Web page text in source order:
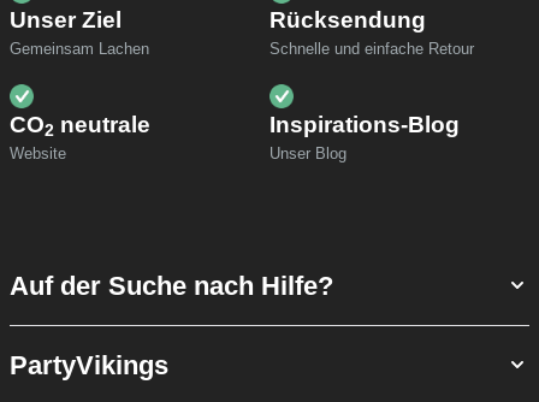
Unser Ziel
Gemeinsam Lachen
Rücksendung
Schnelle und einfache Retour
CO2 neutrale
Website
Inspirations-Blog
Unser Blog
Auf der Suche nach Hilfe?
PartyVikings